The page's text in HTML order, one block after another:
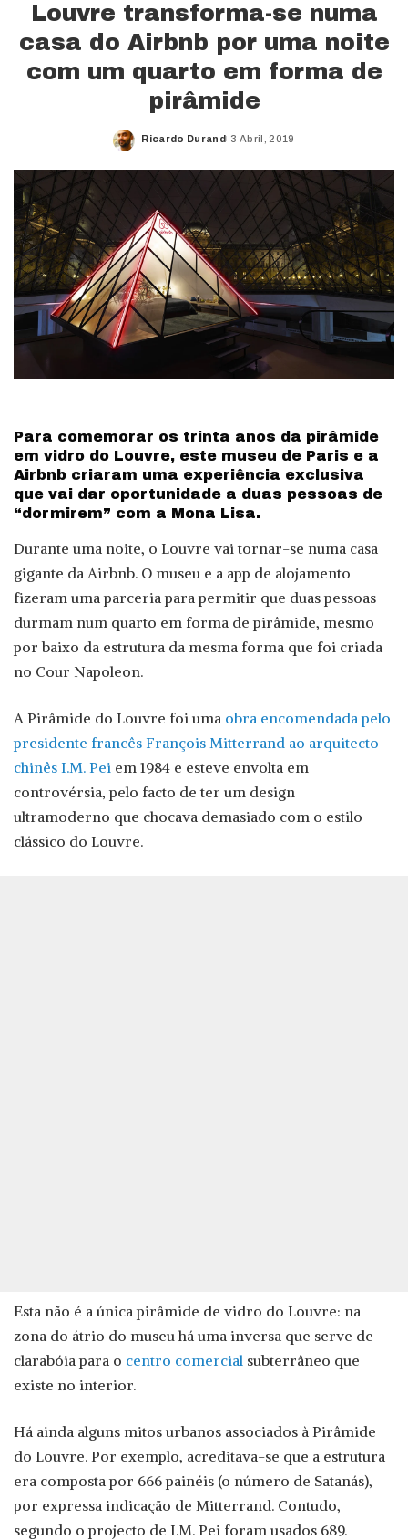
Louvre transforma-se numa
casa do Airbnb por uma noite
com um quarto em forma de
pirâmide
Posted
Ricardo Durand 3 Abril, 2019
Para comemorar os trinta anos da pirâmide
em vidro do Louvre, este museu de Paris e a
Airbnb criaram uma experiência exclusiva
que vai dar oportunidade a duas pessoas de
“dormirem” com a Mona Lisa.
Durante uma noite, o Louvre vai tornar-se numa casa
gigante da Airbnb. O museu e a app de alojamento
fizeram uma parceria para permitir que duas pessoas
durmam num quarto em forma de pirâmide, mesmo
por baixo da estrutura da mesma forma que foi criada
no Cour Napoleon.
A Pirâmide do Louvre foi uma obra encomendada pelo
presidente francês François Mitterrand ao arquitecto
chinês I.M. Pei em 1984 e esteve envolta em
controvérsia, pelo facto de ter um design
ultramoderno que chocava demasiado com o estilo
clássico do Louvre.
Esta não é a única pirâmide de vidro do Louvre: na
zona do átrio do museu há uma inversa que serve de
clarabóia para o centro comercial subterrâneo que
existe no interior.
Há ainda alguns mitos urbanos associados à Pirâmide
do Louvre. Por exemplo, acreditava-se que a estrutura
era composta por 666 painéis (o número de Satanás),
por expressa indicação de Mitterrand. Contudo,
segundo o projecto de I.M. Pei foram usados 689.